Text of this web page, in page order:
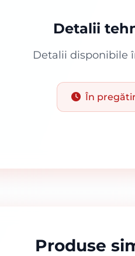
Detalii
Detalii disponibile
În
Produse